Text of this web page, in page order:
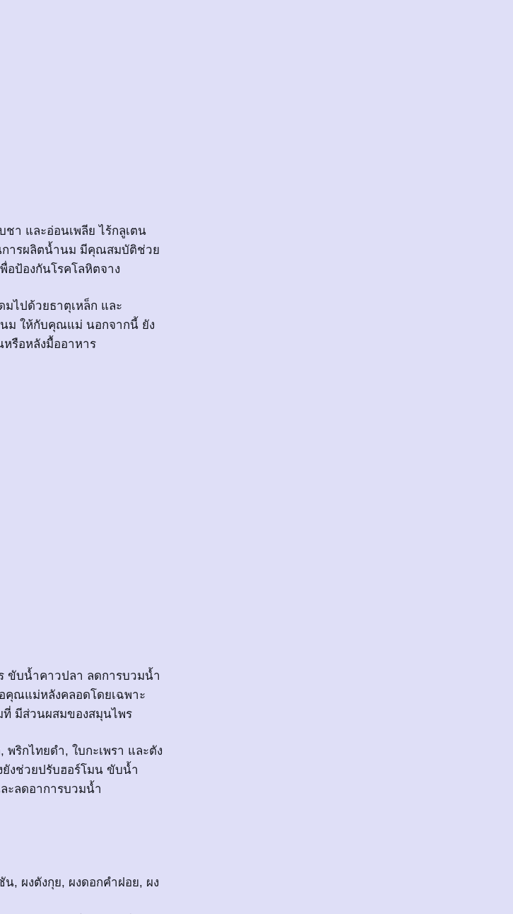
ชา และอ่อนเพลีย ไร้กลูเตน
การผลิตน้ำนม มีคุณสมบัติช่วย
อป้องกันโรคโลหิตจาง
ไปด้วยธาตุเหล็ก และ
นม ให้กับคุณแม่ นอกจากนี้ ยัง
หรือหลังมื้ออาหาร
ขับน้ำคาวปลา ลดการบวมน้ำ
คุณแม่หลังคลอดโดยเฉพาะ
ที่ มีส่วนผสมของสมุนไพร
ริกไทยดำ, ใบกะเพรา และตัง
ยังช่วยปรับฮอร์โมน ขับน้ำ
ะลดอาการบวมน้ำ
, ผงตังกุย, ผงดอกคำฝอย, ผง